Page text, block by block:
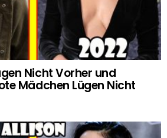
Nicht Vorher und
Mädchen Lügen Nicht